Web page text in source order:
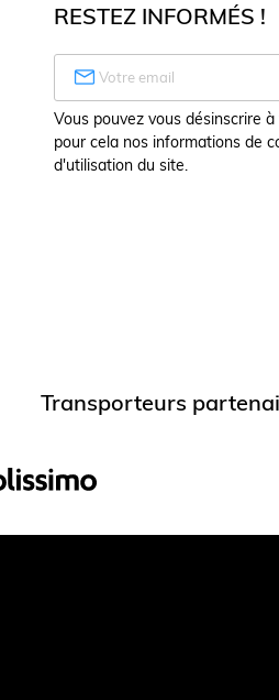
RESTEZ INFORMÉS !

Vous pouvez vous désinscrire
pour cela nos informations de
d'utilisation du site.
Transporteurs